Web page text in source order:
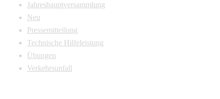
Jahreshauptversammlung
Neu
Pressemitteilung
Technische Hilfeleistung
Übungen
Verkehrsunfall